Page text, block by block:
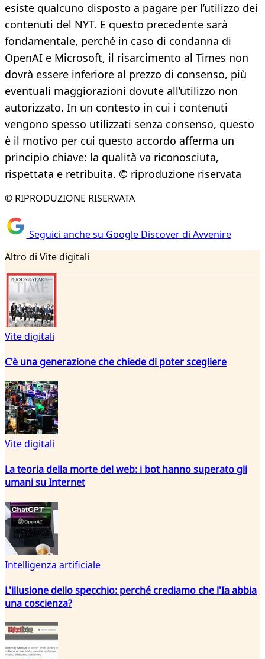
esiste qualcuno disposto a pagare per l’utilizzo dei
contenuti del NYT. E questo precedente sarà
fondamentale, perché in caso di condanna di
OpenAI e Microsoft, il risarcimento al Times non
dovrà essere inferiore al prezzo di consenso, più
eventuali maggiorazioni dovute all’utilizzo non
autorizzato. In un contesto in cui i contenuti
vengono spesso utilizzati senza consenso, questo
è il motivo per cui questo accordo afferma un
principio chiave: la qualità va riconosciuta,
rispettata e retribuita. © riproduzione riservata
© RIPRODUZIONE RISERVATA
Seguici anche su Google Discover di Avvenire
Altro di Vite digitali
Vite digitali
C'è una generazione che chiede di poter scegliere
Vite digitali
La teoria della morte del web: i bot hanno superato gli
umani su Internet
Intelligenza artificiale
L'illusione dello specchio: perché crediamo che l'Ia abbia
una coscienza?